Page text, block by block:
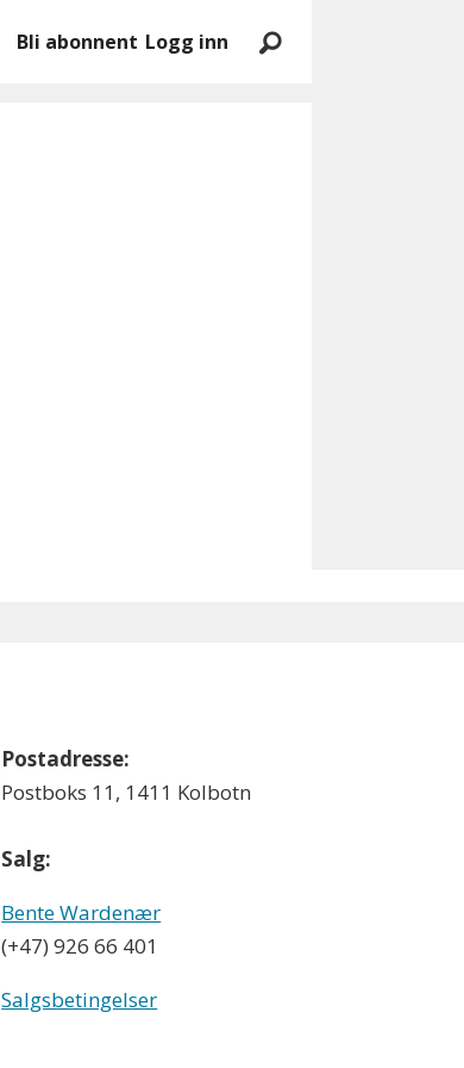
Bli abonnent Logg inn
Postadresse:
Postboks 11, 1411 Kolbotn
Salg:
Bente Wardenær
(+47) 926 66 401
Salgsbetingelser